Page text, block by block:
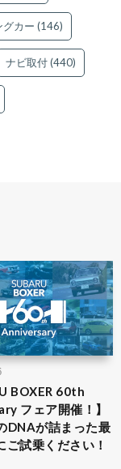
グカー (146)
ナビ取付(440)
BOXER 60th
フェア開催！】
DNAが詰まった最
ご試乗ください！